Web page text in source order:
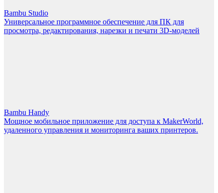
Bambu Studio
Универсальное программное обеспечение для ПК для
просмотра, редактирования, нарезки и печати 3D-моделей
Bambu Handy
Мощное мобильное приложение для доступа к MakerWorld,
удаленного управления и мониторинга ваших принтеров.